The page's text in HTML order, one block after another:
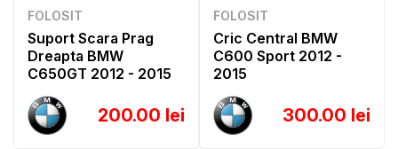
FOLOSIT
Suport Scara Prag
Dreapta BMW
C650GT 2012 - 2015
200.00 lei
FOLOSIT
Cric Central BMW
C600 Sport 2012 -
2015
300.00 lei